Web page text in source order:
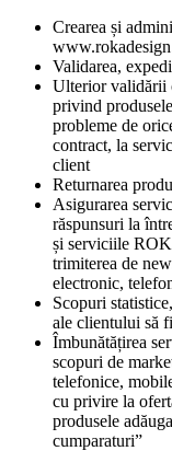
Crearea și
Validarea,
Ulterior validării
privind
probleme de
contract, la
client
Returnarea
Asigurarea
răspunsuri la
și serviciile
trimiterea de
electronic,
Scopuri
ale clientului să
Îmbunătățirea
scopuri de
telefonice,
cu privire la
produsele
cumparaturi”